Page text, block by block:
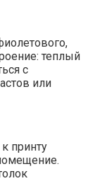
теплый
с
или
принту